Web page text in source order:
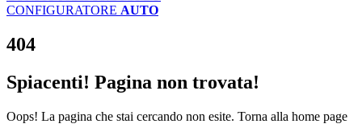
CONFIGURATORE AUTO
404
Spiacenti! Pagina non trovata!
Oops! La pagina che stai cercando non esite. Torna alla home page